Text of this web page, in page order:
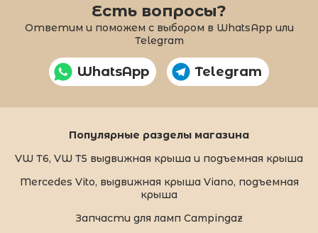
Есть вопросы?
Ответим и поможем с выбором в WhatsApp или
Telegram
WhatsApp Telegram
Популярные разделы магазина
VW T6, VW T5 выдвижная крыша и подъемная крыша
Mercedes Vito, выдвижная крыша Viano, подъемная
крыша
Запчасти для ламп Campingaz